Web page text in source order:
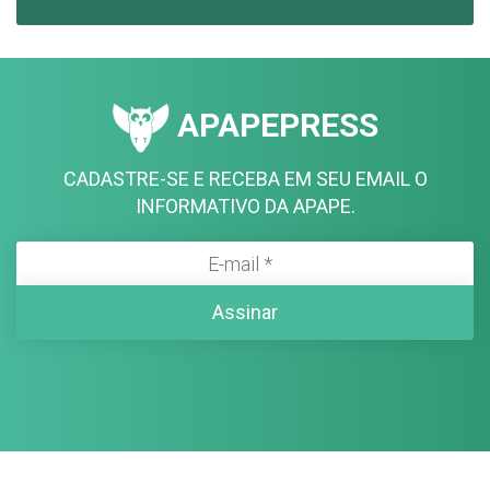
APAPEPRESS
CADASTRE-SE E RECEBA EM SEU EMAIL O
INFORMATIVO DA APAPE.